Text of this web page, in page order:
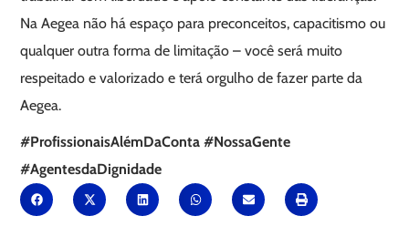
Na Aegea não há espaço para preconceitos, capacitismo ou
qualquer outra forma de limitação – você será muito
respeitado e valorizado e terá orgulho de fazer parte da
Aegea.
#ProfissionaisAlémDaConta #NossaGente
#AgentesdaDignidade